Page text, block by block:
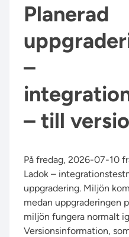
Planerad
–
– till
På fredag, 2026-07-10
Ladok –
uppgradering. Miljön
medan uppgraderingen
miljön fungera normalt
Versionsinformation,